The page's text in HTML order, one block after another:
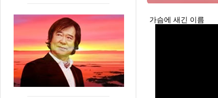
가슴에 새긴 이름